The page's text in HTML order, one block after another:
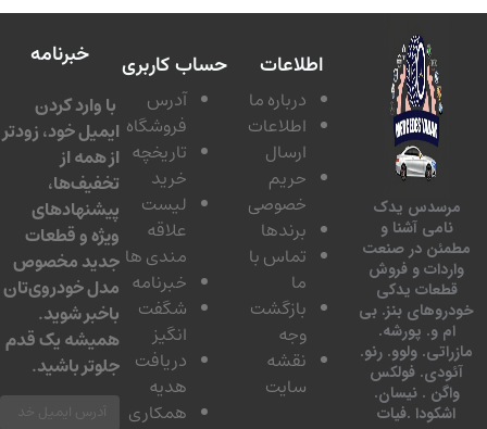
یدک
آشنا و
در صنعت
و فروش
یدکی
بنز. بی
و. پورشه.
ولوو. رنو.
فولکس
. نیسان.
.فیات
اطلاعات
درباره ما
اطلاعات
ارسال
حریم
خصوصی
برندها
تماس با
بازگشت
نقشه
سایت
حساب کاربری
آدرس
فروشگاه
تاریخچه
لیست
مندی ها
خبرنامه
شگفت
دریافت
همکاری
خبرنامه
با وارد کردن
ایمیل خود، زودتر
از همه از
تخفیف‌ها،
پیشنهادهای
ویژه و قطعات
جدید مخصوص
مدل خودروی‌تان
باخبر شوید.
همیشه یک قدم
جلوتر باشید.